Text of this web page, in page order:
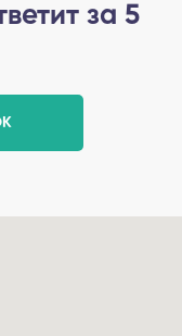
за 5